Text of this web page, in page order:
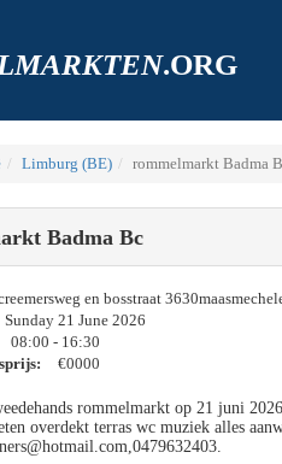
.ORG
Limburg (BE) rommelmarkt Badma
Badma Bc
en bosstraat
Sunday 21 June 2026
08:00 - 16:30
€0000
rommelmarkt op 21 juni
overdekt terras wc muziek alles